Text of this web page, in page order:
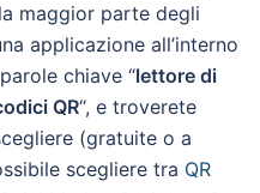
maggior parte degli
applicazione all’interno
chiave “lettore di
QR“, e troverete
(gratuite o a
scegliere tra QR